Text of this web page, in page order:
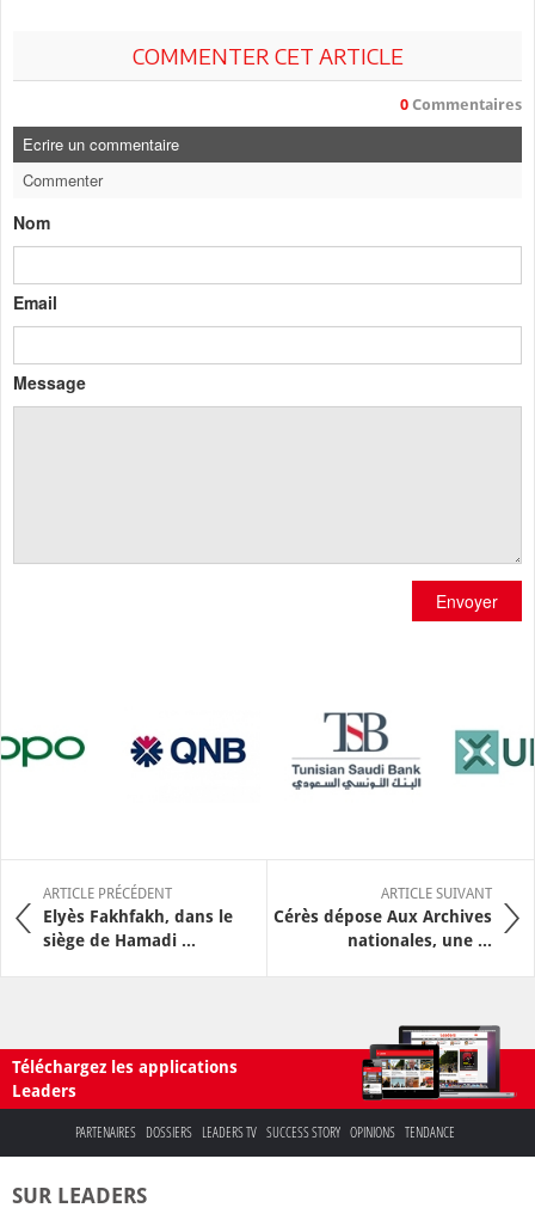
COMMENTER CET ARTICLE
0 Commentaires
Ecrire un commentaire
Commenter
Nom
Email
Message
Envoyer
ARTICLE PRÉCÉDENT
Elyès Fakhfakh, dans le
siège de Hamadi ...
ARTICLE SUIVANT
Cérès dépose Aux Archives
nationales, une ...
Téléchargez les applications
Leaders
PARTENAIRES DOSSIERS LEADERS TV SUCCESS STORY OPINIONS TENDANCE
SUR LEADERS